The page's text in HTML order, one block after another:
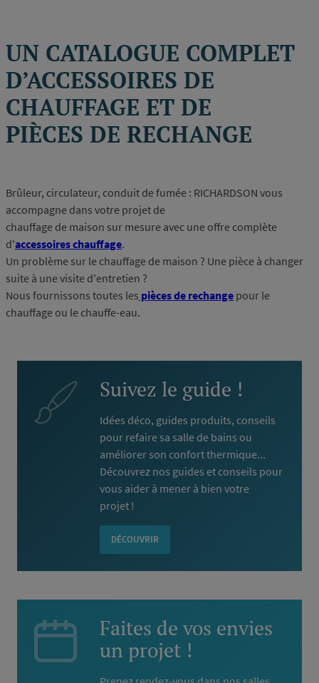
UN CATALOGUE COMPLET
D’ACCESSOIRES DE
CHAUFFAGE ET DE
PIÈCES DE RECHANGE
Brûleur, circulateur, conduit de fumée : RICHARDSON vous
accompagne dans votre projet de
chauffage de maison sur mesure avec une offre complète
d'accessoires chauffage.
Un problème sur le chauffage de maison ? Une pièce à changer
suite à une visite d'entretien ?
Nous fournissons toutes les pièces de rechange pour le
chauffage ou le chauffe-eau.
Suivez le guide !
Idées déco, guides produits, conseils
pour refaire sa salle de bains ou
améliorer son confort thermique...
Découvrez nos guides et conseils pour
vous aider à mener à bien votre
projet !
DÉCOUVRIR
Faites de vos envies
un projet !